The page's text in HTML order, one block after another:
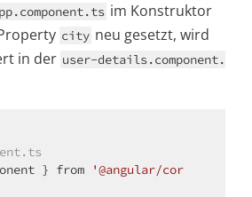
im Konstruktor
city neu gesetzt, wird
in der user-details.component.
} from
'@angular/cor